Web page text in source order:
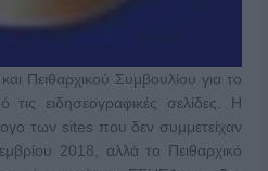
Πειθαρχικού Συμβουλίου για το
ειδησεογραφικές σελίδες. Η
των sites που δεν συμμετείχαν
2018, αλλά το Πειθαρχικό